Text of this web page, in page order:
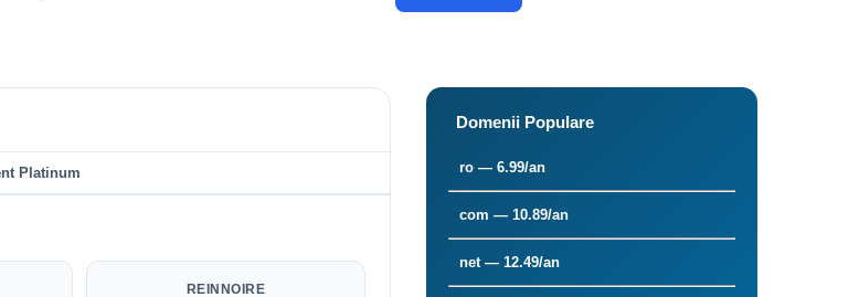
Platinum
REINNOIRE
Domenii Populare
ro — 6.99/an
com — 10.89/an
net — 12.49/an